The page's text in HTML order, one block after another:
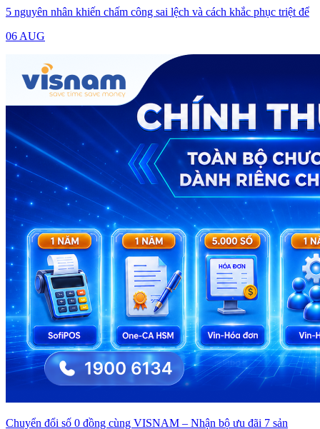
5 nguyên nhân khiến chấm công sai lệch và cách khắc phục triệt để
06 AUG
Chuyển đổi số 0 đồng cùng VISNAM – Nhận bộ ưu đãi 7 sản